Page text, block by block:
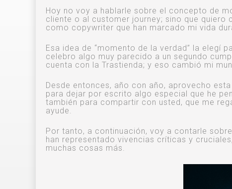
Hoy no voy a hablarle sobre el concepto de
cliente o al customer journey; sino que
como copywriter que han marcado mi vida
Esa idea de “momento de la verdad” la elegí
celebro algo muy parecido a un segundo
cuenta con la Trastienda; y eso cambió mi
Desde entonces, año con año, aprovecho
para dejar por escrito algo especial que he
también para compartir con usted, que me
ayude.
Por tanto, a continuación, voy a contarle
han representado vivencias críticas y
muchas cosas más.